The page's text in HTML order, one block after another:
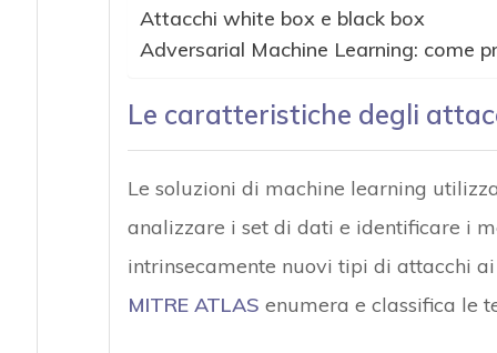
Attacchi white box e black box
Adversarial Machine Learning: come
Le caratteristiche degli
Le soluzioni di machine learning
analizzare i set di dati e identificare i
intrinsecamente nuovi tipi di attacchi
MITRE ATLAS enumera e classifica le